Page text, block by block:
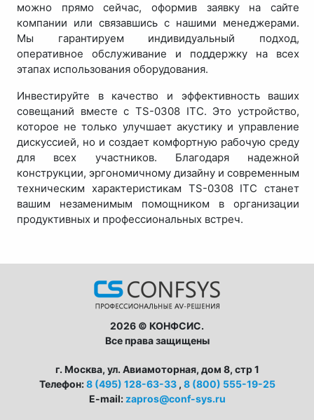
можно прямо сейчас, оформив заявку на сайте
компании или связавшись с нашими менеджерами.
Мы гарантируем индивидуальный подход,
оперативное обслуживание и поддержку на всех
этапах использования оборудования.
Инвестируйте в качество и эффективность ваших
совещаний вместе с TS-0308 ITC. Это устройство,
которое не только улучшает акустику и управление
дискуссией, но и создает комфортную рабочую среду
для всех участников. Благодаря надежной
конструкции, эргономичному дизайну и современным
техническим характеристикам TS-0308 ITC станет
вашим незаменимым помощником в организации
продуктивных и профессиональных встреч.
2026 © КОНФСИС.
Все права защищены
г. Москва, ул. Авиамоторная, дом 8, стр 1
Телефон:8 (495) 128-63-33 , 8 (800) 555-19-25
E-mail: zapros@conf-sys.ru